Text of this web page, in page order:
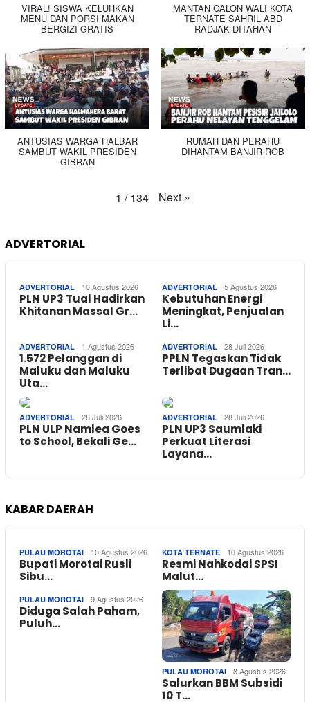
VIRAL! SISWA KELUHKAN
MENU DAN PORSI MAKAN
BERGIZI GRATIS
MANTAN CALON WALI KOTA
TERNATE SAHRIL ABD
RADJAK DITAHAN
ANTUSIAS WARGA HALBAR
SAMBUT WAKIL PRESIDEN
GIBRAN
RUMAH DAN PERAHU
DIHANTAM BANJIR ROB
1 / 134 Next »
ADVERTORIAL
ADVERTORIAL 10 Agustus 2026
PLN UP3 Tual Hadirkan
Khitanan Massal Gr…
ADVERTORIAL 5 Agustus 2026
Kebutuhan Energi
Meningkat, Penjualan
Li…
ADVERTORIAL 1 Agustus 2026
1.572 Pelanggan di
Maluku dan Maluku
Uta…
ADVERTORIAL 28 Juli 2026
PPLN Tegaskan Tidak
Terlibat Dugaan Tran…
ADVERTORIAL 28 Juli 2026
PLN ULP Namlea Goes
to School, Bekali Ge…
ADVERTORIAL 28 Juli 2026
PLN UP3 Saumlaki
Perkuat Literasi
Layana…
KABAR DAERAH
PULAU MOROTAI 10 Agustus 2026
Bupati Morotai Rusli
Sibu…
KOTA TERNATE 10 Agustus 2026
Resmi Nahkodai SPSI
Malut…
PULAU MOROTAI 9 Agustus 2026
Diduga Salah Paham,
Puluh…
PULAU MOROTAI 8 Agustus 2026
Salurkan BBM Subsidi
10 T…